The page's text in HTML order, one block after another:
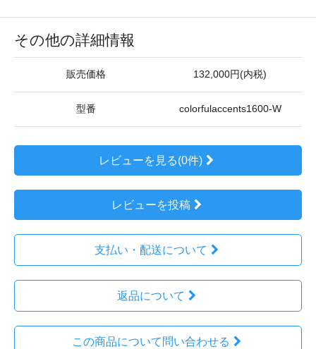
その他の詳細情報
販売価格 132,000円(内税)
型番 colorfulaccents1600-W
レビューを見る(0件)
レビューを投稿
支払い・配送について
返品について
この商品について問い合わせる